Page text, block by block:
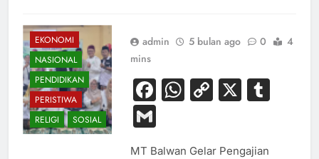
EKONOMI
NASIONAL
PENDIDIKAN
PERISTIWA
RELIGI
SOSIAL
admin 5 bulan ago 0
4
mins
Facebook
WhatsApp
Copy
X
Gmail
MT Balwan Gelar Pengajian